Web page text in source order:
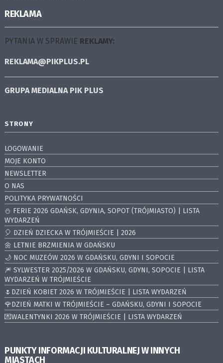
REKLAMA
PYTANIA W SPRAWIE REKLAMY:
REKLAMA@PIKPLUS.PL
GRUPA MEDIALNA PIK PLUS
STRONY
LOGOWANIE
MOJE KONTO
NEWSLETTER
O NAS
POLITYKA PRYWATNOŚCI
⛄️ FERIE 2026 GDAŃSK, GDYNIA, SOPOT (TRÓJMIASTO) | LISTA
WYDARZEŃ
🎈 DZIEŃ DZIECKA W TRÓJMIEŚCIE | 2026
🌼 LETNIE BRZMIENIA W GDAŃSKU
🌙 NOC MUZEÓW 2026 W GDAŃSKU, GDYNI I SOPOCIE
🎆 SYLWESTER 2025/2026 W GDAŃSKU, GDYNI, SOPOCIE | LISTA
WYDARZEŃ W TRÓJMIEŚCIE
🌷DZIEŃ KOBIET 2026 W TRÓJMIEŚCIE | LISTA WYDARZEŃ
🌹DZIEŃ MATKI W TRÓJMIEŚCIE – GDAŃSKU, GDYNI I SOPOCIE
💌WALENTYNKI 2026 W TRÓJMIEŚCIE | LISTA WYDARZEŃ
PUNKTY INFORMACJI KULTURALNEJ W INNYCH
MIASTACH